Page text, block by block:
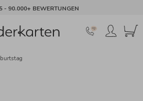
- 90.000+ BEWERTUNGEN